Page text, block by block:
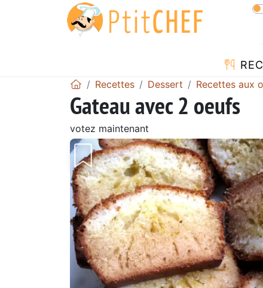
Recettes Dessert Recettes aux
Gateau avec 2 oeufs
votez maintenant
Précédent